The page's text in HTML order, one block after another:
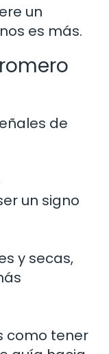
un
es más.
de
un signo
y secas,
como tener